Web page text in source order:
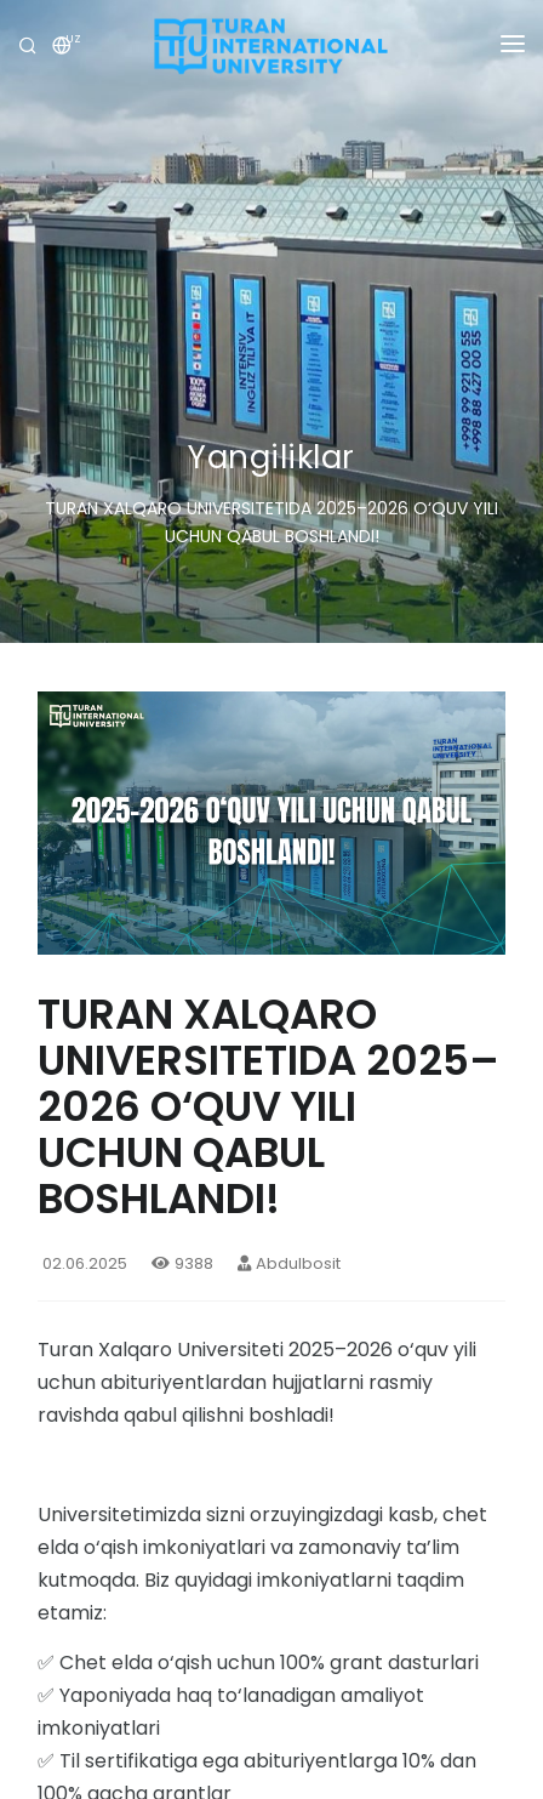
UZ
UNIVERSITET
DASTURLAR
QABUL
TADQIQOT
XALQARO ALOQALAR
YANGILIKLAR
OLIMPIADA
Yangiliklar
TURAN XALQARO UNIVERSITETIDA 2025–2026 O‘QUV YILI
UCHUN QABUL BOSHLANDI!
TURAN XALQARO
UNIVERSITETIDA 2025–
2026 O‘QUV YILI
UCHUN QABUL
BOSHLANDI!
02.06.2025 9388 Abdulbosit
Turan Xalqaro Universiteti 2025–2026 o‘quv yili
uchun abituriyentlardan hujjatlarni rasmiy
ravishda qabul qilishni boshladi!
Universitetimizda sizni orzuyingizdagi kasb, chet
elda o‘qish imkoniyatlari va zamonaviy ta’lim
kutmoqda. Biz quyidagi imkoniyatlarni taqdim
etamiz:
✅ Chet elda o‘qish uchun 100% grant dasturlari
✅ Yaponiyada haq to‘lanadigan amaliyot
imkoniyatlari
✅ Til sertifikatiga ega abituriyentlarga 10% dan